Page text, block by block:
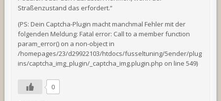
Straßenzustand das erfordert.“
(PS: Dein Captcha-Plugin macht manchmal Fehler mit der
folgenden Meldung: Fatal error: Call to a member function
param_error() on a non-object in
/homepages/23/d29922103/htdocs/fusseltuning/5ender/plug
ins/captcha_img_plugin/_captcha_img.plugin.php on line 549)
0